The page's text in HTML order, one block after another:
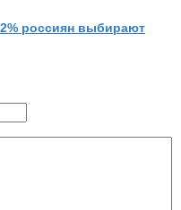
россиян выбирают